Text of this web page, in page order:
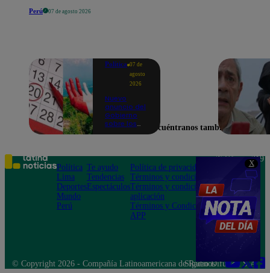
X
Perú 07 de agosto 2026
Política 07 de
agosto
2026
Nuevo
anuncio del
Gobierno
sobre los
movidos a
los viernes?
Encuéntranos también en
Política
Lima
Deportes
Mundo
Perú
Te ayudo
Tendencias
Espectáculos
Política de privacidad
Términos y condiciones
Términos y condiciones
aplicación
Términos y Condiciones
APP
Teléfono: 219
Av. San
Felipe 968
Jesús María
© Copyright 2026 - Compañía Latinoamericana de Radio Difusión S.A.
Síguenos